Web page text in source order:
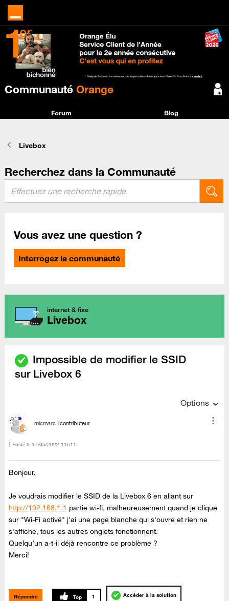
Communauté Orange
Forum Blog
Livebox
Recherchez dans la Communauté
Vous avez une question ?
Interrogez la communauté
internet & fixe
Livebox
Impossible de modifier le SSID
sur Livebox 6
Options
micmarc contributeur
Posté le ‎17/05/2022 11h11
Bonjour,
Je voudrais modifier le SSID de la Livebox 6 en allant sur
http://192.168.1.1 partie wi-fi, malheureusement quand je clique
sur "Wi-Fi activé" j'ai une page blanche qui s'ouvre et rien ne
s'affiche, tous les autres onglets fonctionnent.
Quelqu’un a-t-il déjà rencontre ce problème ?
Merci!
Répondre 1 Accéder à la solution